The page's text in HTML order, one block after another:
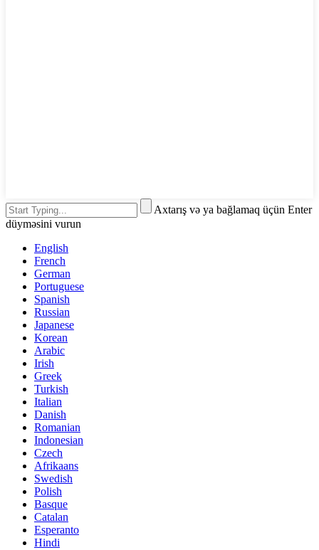
Axtarış və ya bağlamaq üçün Enter
düyməsini vurun
English
French
German
Portuguese
Spanish
Russian
Japanese
Korean
Arabic
Irish
Greek
Turkish
Italian
Danish
Romanian
Indonesian
Czech
Afrikaans
Swedish
Polish
Basque
Catalan
Esperanto
Hindi